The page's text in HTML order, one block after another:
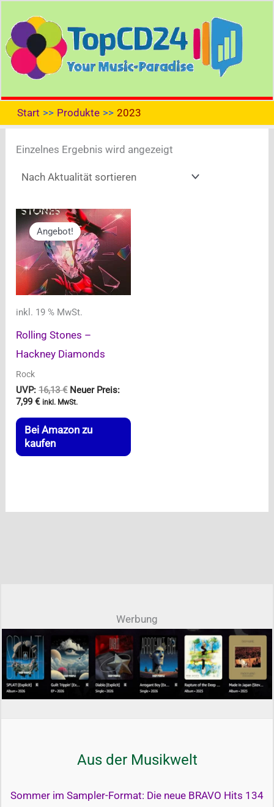
Inhalt
springen
Start Produkte 2023
Einzelnes Ergebnis wird angezeigt
Angebot!
inkl. 19 % MwSt.
Rolling Stones –
Hackney Diamonds
Rock
UVP: 16,13€ Ursprünglicher
Preis
Neuer Preis:
7,99€Aktueller
ist:
7,99 €.
inkl. MwSt.
Bei Amazon zu
kaufen
Werbung
Aus der Musikwelt
Sommer im Sampler-Format: Die neue BRAVO Hits 134